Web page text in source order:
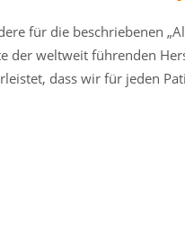
für die beschriebenen
der weltweit führenden
dass wir für jeden